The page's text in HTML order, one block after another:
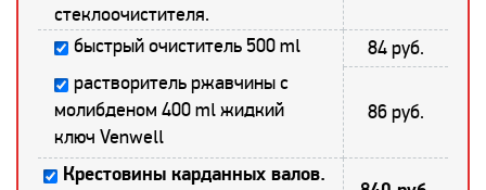
стеклоочистителя.
быстрый очиститель 500 ml
84 руб.
растворитель ржавчины с
молибденом 400 ml жидкий
ключ Venwell
86 руб.
Крестовины карданных валов.